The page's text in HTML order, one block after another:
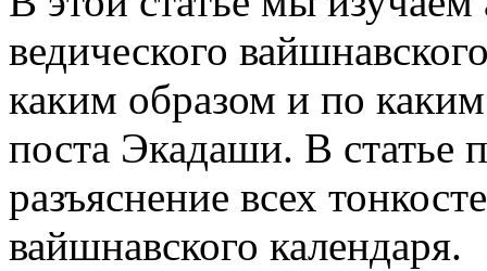
ведического
каким образом и по
поста Экадаши. В статье
разъяснение всех
вайшнавского календаря.